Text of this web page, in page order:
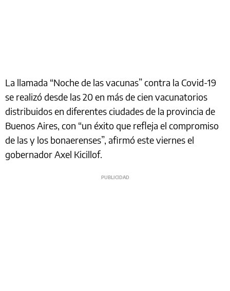
La llamada “Noche de las vacunas” contra la Covid-19
se realizó desde las 20 en más de cien vacunatorios
distribuidos en diferentes ciudades de la provincia de
Buenos Aires, con “un éxito que refleja el compromiso
de las y los bonaerenses”, afirmó este viernes el
gobernador Axel Kicillof.